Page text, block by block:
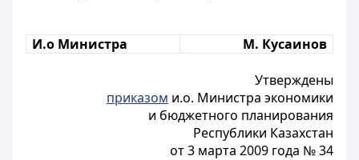
И.о Министра М. Кусаинов
Утверждены
приказом и.о. Министра экономики
и бюджетного планирования
Республики Казахстан
от 3 марта 2009 года № 34